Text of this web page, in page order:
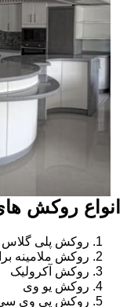
انواع روکش
روکش پلی گلاس
روکش ملامینه
روکش آکرولیک
روکش یو وی
روکش پی وی سی